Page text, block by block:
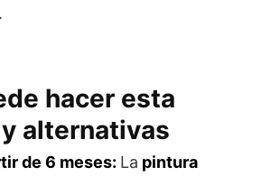
hacer esta
alternativas
de 6 meses: La pintura